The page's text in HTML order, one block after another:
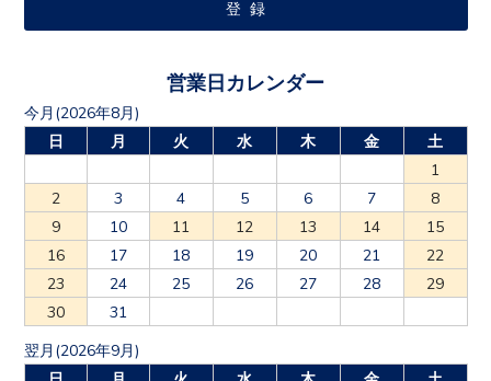
営業日カレンダー
今月(2026年8月)
日
月 火 水 木 金
土
1
2
3 4 5 6 7
8
9
10 11 12 13 14
15
16
17 18 19 20 21
22
23
24 25 26 27 28
29
30
31
翌月(2026年9月)
日
月 火 水 木 金
土